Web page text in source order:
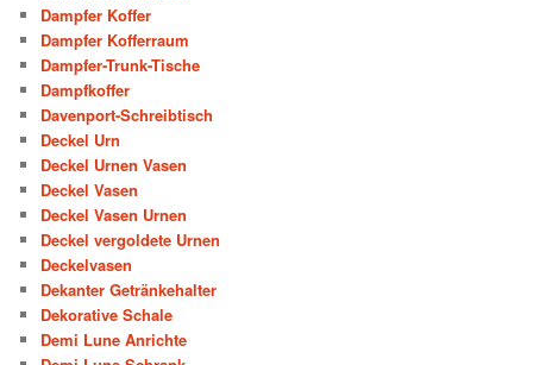
Dampfer Koffer
Dampfer Kofferraum
Dampfer-Trunk-Tische
Dampfkoffer
Davenport-Schreibtisch
Deckel Urn
Deckel Urnen Vasen
Deckel Vasen
Deckel Vasen Urnen
Deckel vergoldete Urnen
Deckelvasen
Dekanter Getränkehalter
Dekorative Schale
Demi Lune Anrichte